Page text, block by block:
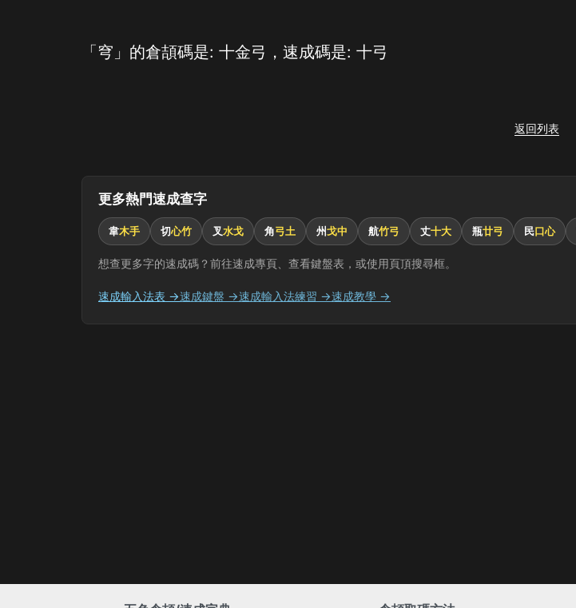
「穹」的倉頡碼是: 十金弓，速成碼是: 十弓
返回列表
更多熱門速成查字
韋木手 切心竹 叉水戈 角弓土 州戈中 航竹弓 丈十大 瓶廿弓 民口心
想查更多字的速成碼？前往速成專頁、查看鍵盤表，或使用頁頂搜尋框。
速成輸入法表 →速成鍵盤 →速成輸入法練習 →速成教學 →